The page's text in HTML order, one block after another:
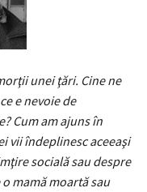
unei ţări. Cine ne
e nevoie de
Cum am ajuns în
vii îndeplinesc aceeaşi
socială sau despre
mamă moartă sau